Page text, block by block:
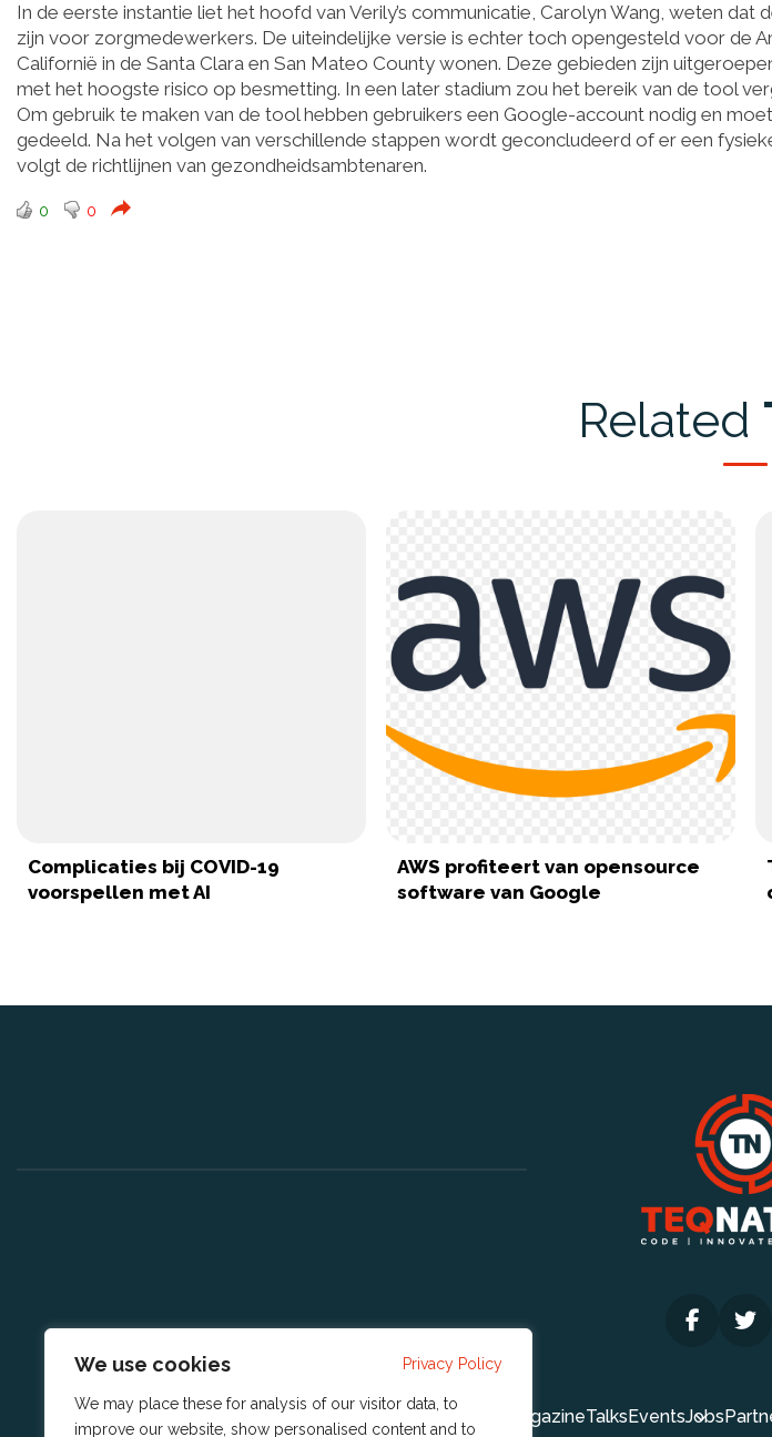
We use cookies Privacy Policy
We may place these for analysis of our visitor data, to
improve our website, show personalised content and to
In de eerste instantie liet het hoofd van Verily’s communicatie, Carolyn Wang, weten dat
zijn voor zorgmedewerkers. De uiteindelijke versie is echter toch opengesteld voor de
Californië in de Santa Clara en San Mateo County wonen. Deze gebieden zijn
met het hoogste risico op besmetting. In een later stadium zou het bereik van de tool
Om gebruik te maken van de tool hebben gebruikers een Google-account nodig en
gedeeld. Na het volgen van verschillende stappen wordt geconcludeerd of er een
volgt de richtlijnen van gezondheidsambtenaren.
0 0
Related
Complicaties bij COVID-19
voorspellen met AI
AWS profiteert van opensource
software van Google
MagazineTalksEventsJobs